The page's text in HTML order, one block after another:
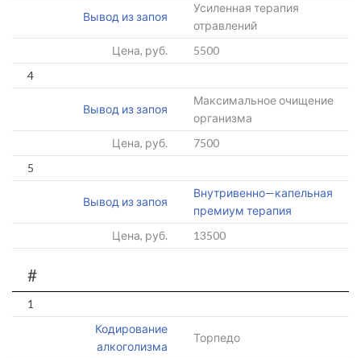
Вывод из запоя
Усиленная терапия
отравлений
Цена, руб.
5500
4
Вывод из запоя
Максимальное очищение
организма
Цена, руб.
7500
5
Вывод из запоя
Внутривенно—капельная
премиум терапия
Цена, руб.
13500
#
1
Кодирование
алкоголизма
Торпедо